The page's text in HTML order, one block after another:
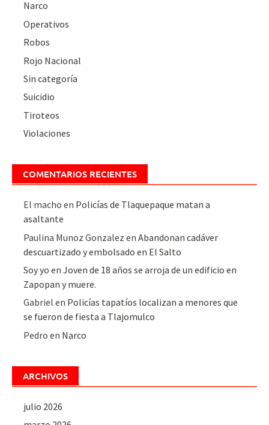
Narco
Operativos
Robos
Rojo Nacional
Sin categoría
Suicidio
Tiroteos
Violaciones
COMENTARIOS RECIENTES
El macho en Policías de Tlaquepaque matan a
asaltante
Paulina Munoz Gonzalez enAbandonan cadáver
descuartizado y embolsado en El Salto
Soy yo enJoven de 18 años se arroja de un edificio en
Zapopan y muere.
Gabriel en Policías tapatíos localizan a menores que
se fueron de fiesta a Tlajomulco
Pedro en Narco
ARCHIVOS
julio 2026